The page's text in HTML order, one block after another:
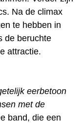
Na de climax
te hebben in
de beruchte
attractie.
eerbetoon
met de
band, die een